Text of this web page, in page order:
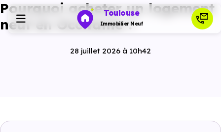
Toulouse
Immobilier Neuf
Investir
Pourquoi acheter un logement
neuf en Occitanie ?
28 juillet 2026 à 10h42